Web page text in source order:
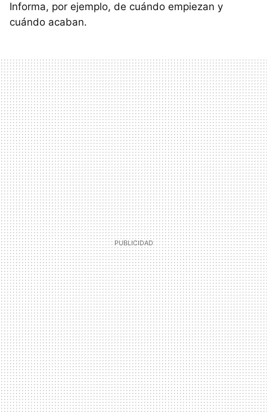
Informa, por ejemplo, de cuándo empiezan y
cuándo acaban.